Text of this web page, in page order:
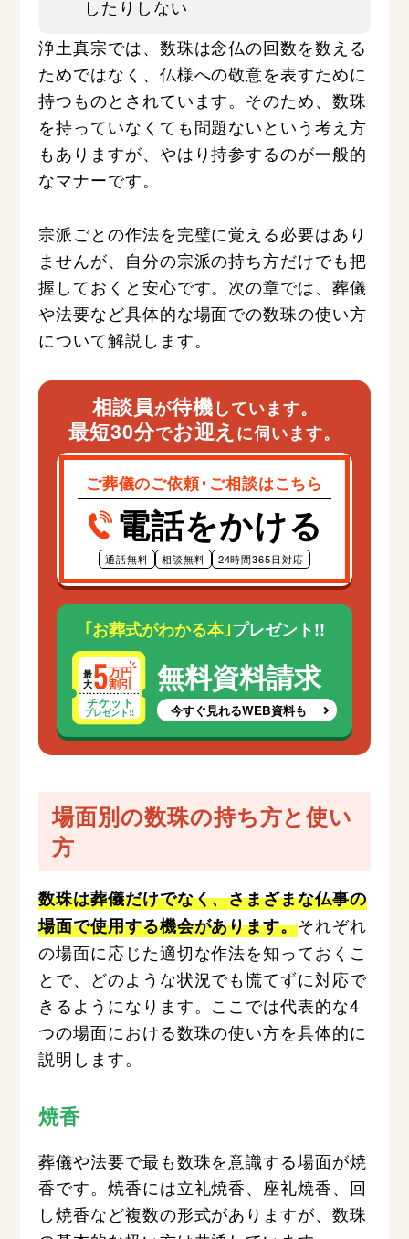
したりしない
浄土真宗では、数珠は念仏の回数を数える
ためではなく、仏様への敬意を表すために
持つものとされています。そのため、数珠
を持っていなくても問題ないという考え方
もありますが、やはり持参するのが一般的
なマナーです。
宗派ごとの作法を完璧に覚える必要はあり
ませんが、自分の宗派の持ち方だけでも把
握しておくと安心です。次の章では、葬儀
や法要など具体的な場面での数珠の使い方
について解説します。
相談員が待機しています。
最短30分でお迎えに伺います。
ご葬儀のご依頼･ご相談はこちら
電話をかける
通話無料 相談無料 24時間365日対応
｢お葬式がわかる本｣プレゼント!!
無料資料請求
今すぐ見れるWEB資料も
場面別の数珠の持ち方と使い
方
数珠は葬儀だけでなく、さまざまな仏事の
場面で使用する機会があります。それぞれ
の場面に応じた適切な作法を知っておくこ
とで、どのような状況でも慌てずに対応で
きるようになります。ここでは代表的な4
つの場面における数珠の使い方を具体的に
説明します。
焼香
葬儀や法要で最も数珠を意識する場面が焼
香です。焼香には立礼焼香、座礼焼香、回
し焼香など複数の形式がありますが、数珠